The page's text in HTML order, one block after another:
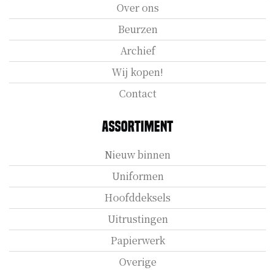
Over ons
Beurzen
Archief
Wij kopen!
Contact
Assortiment
Nieuw binnen
Uniformen
Hoofddeksels
Uitrustingen
Papierwerk
Overige